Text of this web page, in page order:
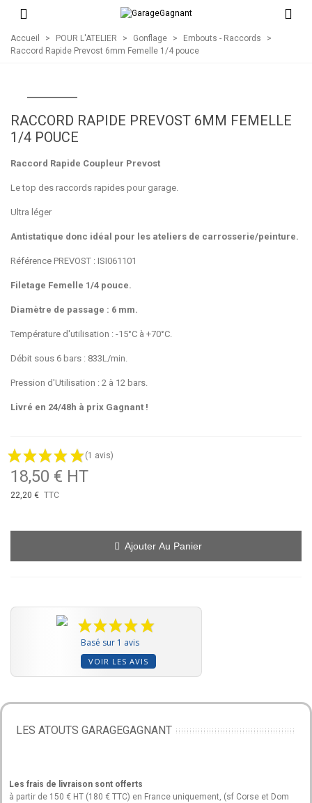
Accueil > POUR L'ATELIER > Gonflage > Embouts - Raccords
>
Raccord Rapide Prevost 6mm Femelle 1/4 pouce
RACCORD RAPIDE PREVOST 6MM FEMELLE
1/4 POUCE
Raccord Rapide Coupleur Prevost
Le top des raccords rapides pour garage.
Ultra léger
Antistatique donc idéal pour les ateliers de carrosserie/peinture.
Référence PREVOST : ISI061101
Filetage Femelle 1/4 pouce.
Diamètre de passage : 6 mm.
Température d'utilisation : -15°C à +70°C.
Débit sous 6 bars : 833L/min.
Pression d'Utilisation : 2 à 12 bars.
Livré en 24/48h à prix Gagnant !
(1 avis)
18,50 € HT
22,20 € TTC
Ajouter Au Panier
Basé sur 1 avis
VOIR LES AVIS
LES ATOUTS GARAGEGAGNANT
Les frais de livraison sont offerts
à partir de 150 € HT (180 € TTC) en France uniquement, (sf Corse et Dom